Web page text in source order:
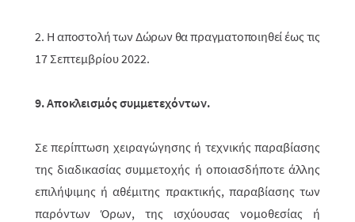
2. H αποστολή των Δώρων θα πραγματοποιηθεί έως τις
17 Σεπτεμβρίου 2022.
9. Αποκλεισμός συμμετεχόντων.
Σε περίπτωση χειραγώγησης ή τεχνικής παραβίασης
της διαδικασίας συμμε­το­χής ή οποιασδήποτε άλλης
επιλήψιμης ή αθέμιτης πρακτικής, παραβίασης των
παρό­ντων Όρων, της ισχύουσας νομοθεσίας ή